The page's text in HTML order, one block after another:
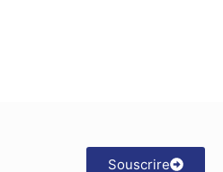
Souscrire